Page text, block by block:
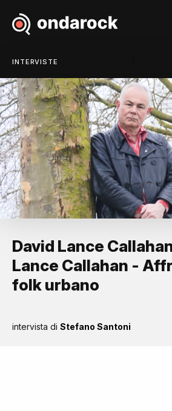
INTERVISTE
David Lance
Lance Callahan -
folk urbano
intervista di Stefano Santoni